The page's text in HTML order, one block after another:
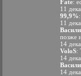
Fate:
11
99,9%
11
позже
14
VoloS:
14
14